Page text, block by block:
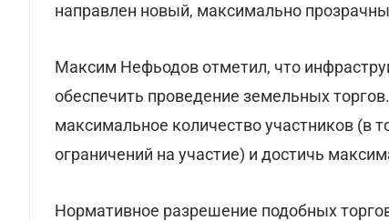
направлен новый, максимально
Максим Нефьодов отметил, что
обеспечить проведение земельных
максимальное количество участников (в
ограничений на участие) и достичь
Нормативное разрешение подобных